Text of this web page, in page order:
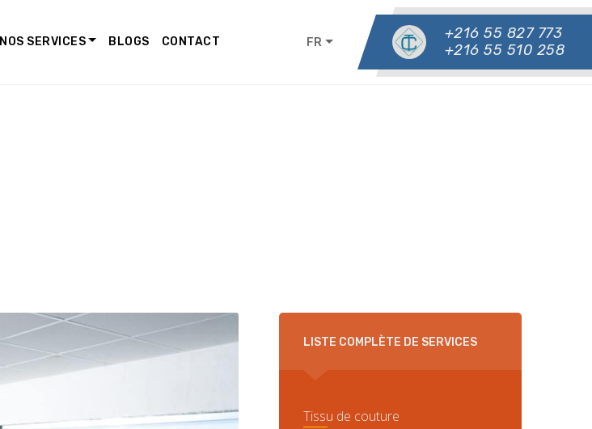
NOS SERVICES BLOGS CONTACT FR
+216 55 827 773
+216 55 510 258
LISTE COMPLÈTE DE SERVICES
Tissu de couture